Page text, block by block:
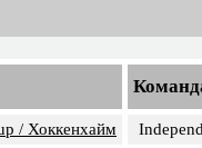
/ Хоккенхайм